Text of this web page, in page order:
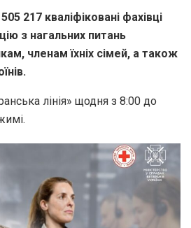
217 кваліфіковані фахівці
з нагальних питань
членам їхніх сімей, а також
лінія» щодня з 8:00 до